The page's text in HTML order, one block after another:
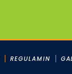
REGULAMIN